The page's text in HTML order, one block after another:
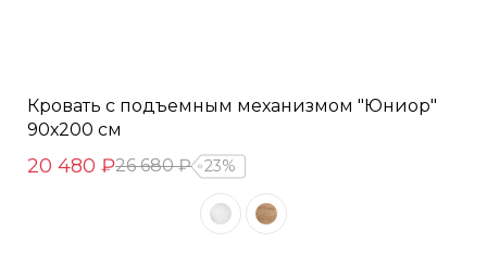
Кровать с подъемным механизмом "Юниор"
90х200 см
20 480 ₽26 680 ₽ 23%